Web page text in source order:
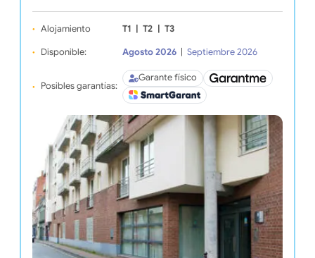
Alojamiento T1 T2 T3
Disponible: Agosto 2026 Septiembre 2026
Posibles garantías:
Garante físico